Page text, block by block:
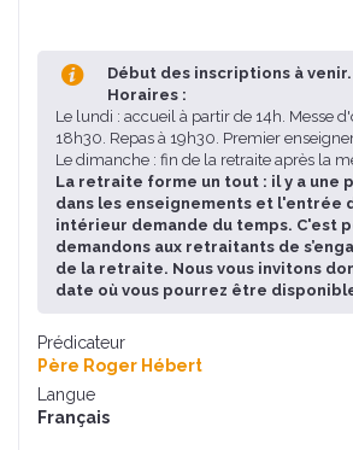
Début des inscriptions à venir.
Horaires :
Le lundi : accueil à partir de 14h. Messe
18h30. Repas à 19h30. Premier
Le dimanche : fin de la retraite après la
La retraite forme un tout : il y a une
dans les enseignements et l'entrée
intérieur demande du temps. C'est
demandons aux retraitants de
de la retraite. Nous vous invitons
date où vous pourrez être
Prédicateur
Père Roger Hébert
Langue
Français